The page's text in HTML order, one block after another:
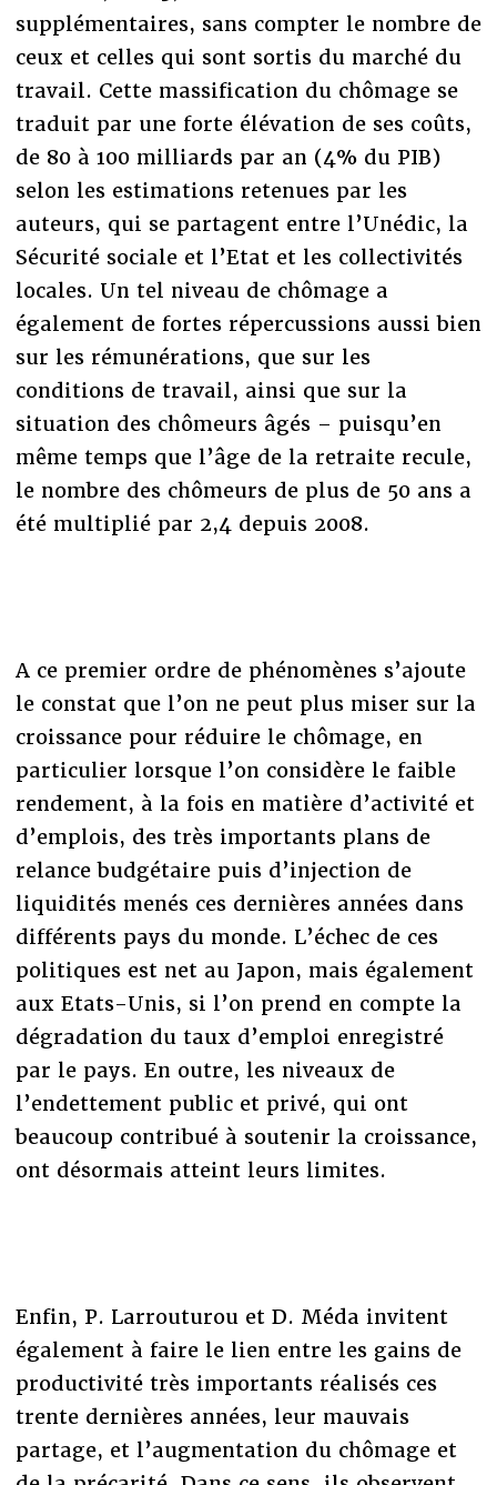
supplémentaires, sans compter le nombre de
ceux et celles qui sont sortis du marché du
travail. Cette massification du chômage se
traduit par une forte élévation de ses coûts,
de 80 à 100 milliards par an (4% du PIB)
selon les estimations retenues par les
auteurs, qui se partagent entre l’Unédic, la
Sécurité sociale et l’Etat et les collectivités
locales. Un tel niveau de chômage a
également de fortes répercussions aussi bien
sur les rémunérations, que sur les
conditions de travail, ainsi que sur la
situation des chômeurs âgés – puisqu’en
même temps que l’âge de la retraite recule,
le nombre des chômeurs de plus de 50 ans a
été multiplié par 2,4 depuis 2008.
A ce premier ordre de phénomènes s’ajoute
le constat que l’on ne peut plus miser sur la
croissance pour réduire le chômage, en
particulier lorsque l’on considère le faible
rendement, à la fois en matière d’activité et
d’emplois, des très importants plans de
relance budgétaire puis d’injection de
liquidités menés ces dernières années dans
différents pays du monde. L’échec de ces
politiques est net au Japon, mais également
aux Etats-Unis, si l’on prend en compte la
dégradation du taux d’emploi enregistré
par le pays. En outre, les niveaux de
l’endettement public et privé, qui ont
beaucoup contribué à soutenir la croissance,
ont désormais atteint leurs limites.
Enfin, P. Larrouturou et D. Méda invitent
également à faire le lien entre les gains de
productivité très importants réalisés ces
trente dernières années, leur mauvais
partage, et l’augmentation du chômage et